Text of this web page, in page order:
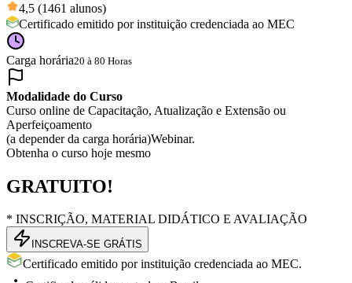
4,5 (1461 alunos)
Certificado emitido por instituição credenciada ao MEC
Carga horária20 à 80 Horas
Modalidade do Curso
Curso online de Capacitação, Atualização e Extensão ou
Aperfeiçoamento
(a depender da carga horária)Webinar.
Obtenha o curso hoje mesmo
GRATUITO!
* INSCRIÇÃO, MATERIAL DIDÁTICO E AVALIAÇÃO
INSCREVA-SE GRÁTIS
Certificado emitido por instituição credenciada ao MEC.